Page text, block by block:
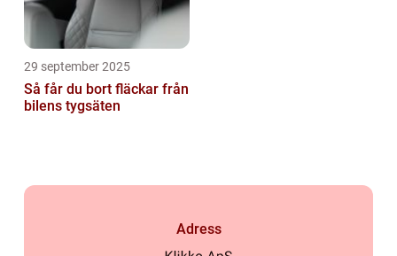
29 september 2025
Så får du bort fläckar från
bilens tygsäten
Adress